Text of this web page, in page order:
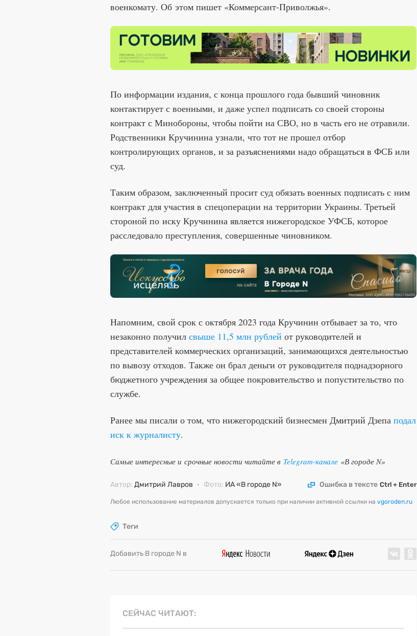
военкомату. Об этом пишет «Коммерсант-Приволжья».
По информации издания, с конца прошлого года бывший чиновник
контактирует с военными, и даже успел подписать со своей стороны
контракт с Минобороны, чтобы пойти на СВО, но в часть его не отравили.
Родственники Кручинина узнали, что тот не прошел отбор
контролирующих органов, и за разъяснениями надо обращаться в ФСБ или
суд.
Таким образом, заключенный просит суд обязать военных подписать с ним
контракт для участия в спецоперации на территории Украины. Третьей
стороной по иску Кручинина является нижегородское УФСБ, которое
расследовало преступления, совершенные чиновником.
Напомним, свой срок с октября 2023 года Кручинин отбывает за то, что
незаконно получил свыше 11,5 млн рублей от руководителей и
представителей коммерческих организаций, занимающихся деятельностью
по вывозу отходов. Также он брал деньги от руководителя поднадзорного
бюджетного учреждения за общее покровительство и попустительство по
службе.
Ранее мы писали о том, что нижегородский бизнесмен Дмитрий Дзепа подал
иск к журналисту.
Самые интересные и срочные новости читайте в Telegram-канале «В городе N»
Автор: Дмитрий Лавров · Фото: ИА «В городе N» Ошибка в тексте Ctrl + Enter
Любое использование материалов допускается только при наличии активной ссылки на vgoroden.ru
Теги
Добавить В городе N в
СЕЙЧАС ЧИТАЮТ